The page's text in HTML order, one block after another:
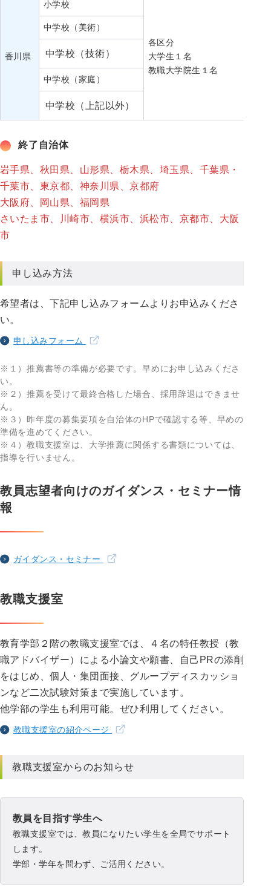
香川県
小学校
各区分
大学生１名
教職大学院生１名
中学校（美術）
中学校（技術）
中学校（家庭）
中学校（上記以外）
終了自治体
岩手県、秋田県、山形県、栃木県、埼玉県、千葉県・
千葉市、東京都、神奈川県、京都府
大阪府、岡山県、福岡県
さいたま市、川崎市、横浜市、浜松市、京都市、大阪
市
申し込み方法
希望者は、下記申し込みフォームよりお申込みくださ
い。
申し込みフォーム
※１）推薦書等の準備が必要です。早めにお申し込みくださ
い。
※２）推薦を受けて最終合格した場合、採用辞退はできませ
ん。
※３）昨年度の募集要項を自治体のHPで確認する等、早めの
準備を進めてください。
※４）教職支援室は、大学推薦に関係する書類については、
指導を行いません。
教員志望者向けのガイダンス・セミナー情
報
ガイダンス・セミナー
教職支援室
教育学部２階の教職支援室では、４名の特任教授（教
職アドバイザー）による小論文や願書、自己PRの添削
をはじめ、個人・集団面接、グループディスカッショ
ンなど二次試験対策まで実施しています。
他学部の学生も利用可能。ぜひ利用してください。
教職支援室の紹介ページ
教職支援室からのお知らせ
教員を目指す学生へ
教職支援室では、教員になりたい学生を全局でサポート
します。
学部・学年を問わず、ご活用ください。